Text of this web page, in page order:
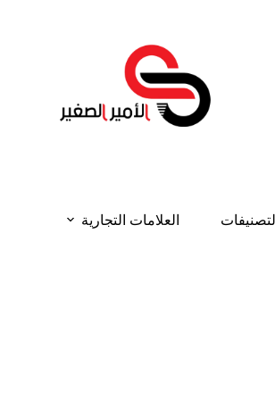
التصنيفات العلامات التجارية